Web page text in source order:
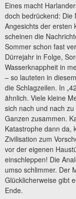
Eines macht
doch bedrückend: Die
Angesichts der ersten
scheinen die
Sommer schon fast
Dürrejahr in Folge,
Wasserknappheit in
– so lauteten in
die Schlagzeilen. In
ähnlich. Viele kleine
sich nach und nach
Ganzen zusammen.
Katastrophe dann da,
Zivilisation zum
vor der eigenen
einschleppen! Die
umso schlimmer. Der
Glücklicherweise gibt
Ende.